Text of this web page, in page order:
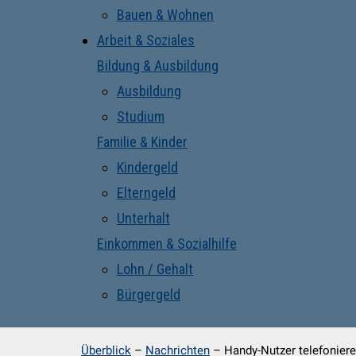
Bauen & Wohnen
Arbeit & Soziales
Bildung & Ausbildung
Ausbildung
Studium
Familie & Kinder
Kindergeld
Elterngeld
Unterhalt
Einkommen & Sozialhilfe
Lohn / Gehalt
Bürgergeld
Überblick – Nachrichten – Handy-Nutzer